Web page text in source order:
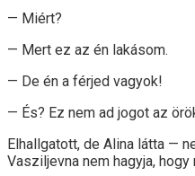
— Miért?
— Mert ez az én lakásom.
— De én a férjed vagyok!
— És? Ez nem ad jogot az
Elhallgatott, de Alina látta —
Vasziljevna nem hagyja, hogy